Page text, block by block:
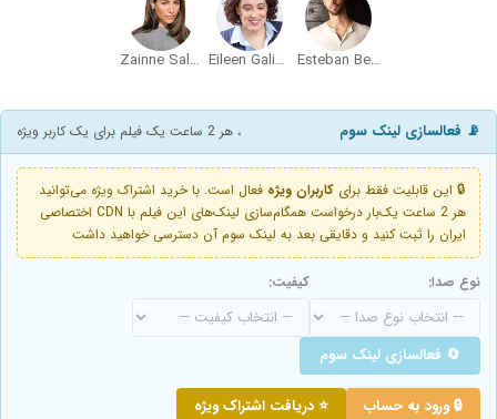
Esteban Benito
Eileen Galindo
Zainne Saleh
📡 فعالسازی لینک سوم ، هر 2 ساعت یک فیلم برای یک کاربر ویژه
🔒 این قابلیت فقط برای کاربران ویژه فعال است. با خرید اشتراک ویژه می‌توانید
هر 2 ساعت یک‌بار درخواست همگام‌سازی لینک‌های این فیلم با CDN اختصاصی
ایران را ثبت کنید و دقایقی بعد به لینک سوم آن دسترسی خواهید داشت
نوع صدا: کیفیت:
🔄 فعالسازی لینک سوم
🔒 ورود به حساب ⭐ دریافت اشتراک ویژه